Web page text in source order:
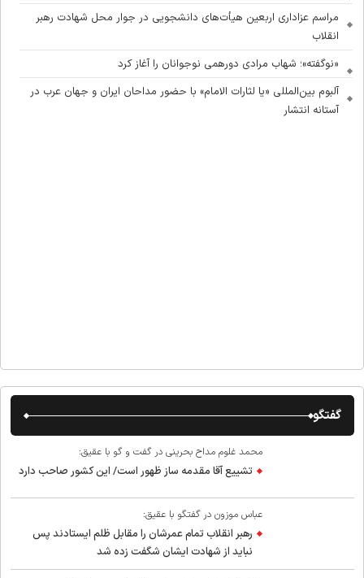
مراسم عزاداری اربعین هیأت‌های دانشجویی در جوار محل شهادت رهبر
انقلاب
«نوگفته»؛ شهاب مرادی دورهمی نوجوانان را آغاز کرد
آلبوم بین‌المللی «یا لثارات الامام» با حضور مداحان ایران و جهان عرب در
آستانه انتشار
گفتگو
محمد غلوم مداح بحرینی در گفت و گو با عقیق:
تشییع آقا مقدمه ساز ظهور است/ این کشور صاحب دارد
عباس موزون در گفتگو با عقیق:
رهبر انقلاب تمام عمرشان را مقابل ظلم ایستادند پس
نباید از شهادت ایشان شگفت زده شد